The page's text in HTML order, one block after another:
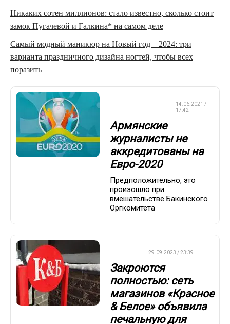
Никаких сотен миллионов: стало известно, сколько стоит
замок Пугачевой и Галкина* на самом деле
Самый модный маникюр на Новый год – 2024: три
варианта праздничного дизайна ногтей, чтобы всех
поразить
14.06.2021 /
17:42
Армянские
журналисты не
аккредитованы на
Евро-2020
Предположительно, это
произошло при
вмешательстве Бакинского
Оргкомитета
29.09.2023 / 23:39
Закроются
полностью: сеть
магазинов «Красное
& Белое» объявила
печальную для